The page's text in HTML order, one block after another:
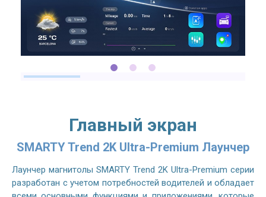
Главный экран
SMARTY Trend 2K Ultra-Premium Лаунчер
Лаунчер магнитолы SMARTY Trend 2K Ultra-Premium серии
разработан с учетом потребностей водителей и обладает